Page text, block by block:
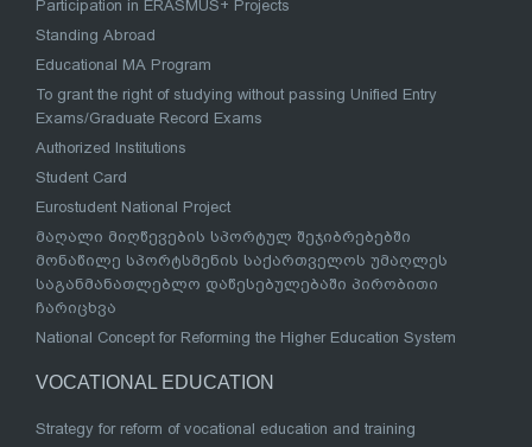
Participation in ERASMUS+ Projects
Standing Abroad
Educational MA Program
To grant the right of studying without passing Unified Entry
Exams/Graduate Record Exams
Authorized Institutions
Student Card
Eurostudent National Project
მაღალი მიღწევების სპორტულ შეჯიბრებებში
მონაწილე სპორტსმენის საქართველოს უმაღლეს
საგანმანათლებლო დაწესებულებაში პირობითი
ჩარიცხვა
National Concept for Reforming the Higher Education System
VOCATIONAL EDUCATION
Strategy for reform of vocational education and training